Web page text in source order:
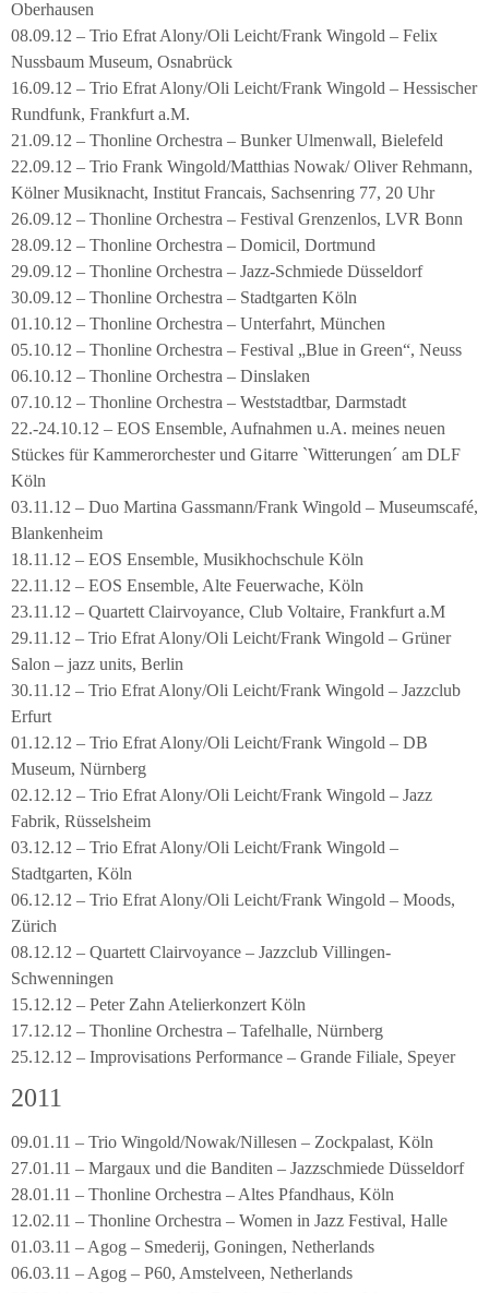
Oberhausen
08.09.12 – Trio Efrat Alony/Oli Leicht/Frank Wingold – Felix
Nussbaum Museum, Osnabrück
16.09.12 – Trio Efrat Alony/Oli Leicht/Frank Wingold – Hessischer
Rundfunk, Frankfurt a.M.
21.09.12 – Thonline Orchestra – Bunker Ulmenwall, Bielefeld
22.09.12 – Trio Frank Wingold/Matthias Nowak/ Oliver Rehmann,
Kölner Musiknacht, Institut Francais, Sachsenring 77, 20 Uhr
26.09.12 – Thonline Orchestra – Festival Grenzenlos, LVR Bonn
28.09.12 – Thonline Orchestra – Domicil, Dortmund
29.09.12 – Thonline Orchestra – Jazz-Schmiede Düsseldorf
30.09.12 – Thonline Orchestra – Stadtgarten Köln
01.10.12 – Thonline Orchestra – Unterfahrt, München
05.10.12 – Thonline Orchestra – Festival „Blue in Green“, Neuss
06.10.12 – Thonline Orchestra – Dinslaken
07.10.12 – Thonline Orchestra – Weststadtbar, Darmstadt
22.-24.10.12 – EOS Ensemble, Aufnahmen u.A. meines neuen
Stückes für Kammerorchester und Gitarre `Witterungen´ am DLF
Köln
03.11.12 – Duo Martina Gassmann/Frank Wingold – Museumscafé,
Blankenheim
18.11.12 – EOS Ensemble, Musikhochschule Köln
22.11.12 – EOS Ensemble, Alte Feuerwache, Köln
23.11.12 – Quartett Clairvoyance, Club Voltaire, Frankfurt a.M
29.11.12 – Trio Efrat Alony/Oli Leicht/Frank Wingold – Grüner
Salon – jazz units, Berlin
30.11.12 – Trio Efrat Alony/Oli Leicht/Frank Wingold – Jazzclub
Erfurt
01.12.12 – Trio Efrat Alony/Oli Leicht/Frank Wingold – DB
Museum, Nürnberg
02.12.12 – Trio Efrat Alony/Oli Leicht/Frank Wingold – Jazz
Fabrik, Rüsselsheim
03.12.12 – Trio Efrat Alony/Oli Leicht/Frank Wingold –
Stadtgarten, Köln
06.12.12 – Trio Efrat Alony/Oli Leicht/Frank Wingold – Moods,
Zürich
08.12.12 – Quartett Clairvoyance – Jazzclub Villingen-
Schwenningen
15.12.12 – Peter Zahn Atelierkonzert Köln
17.12.12 – Thonline Orchestra – Tafelhalle, Nürnberg
25.12.12 – Improvisations Performance – Grande Filiale, Speyer
2011
09.01.11 – Trio Wingold/Nowak/Nillesen – Zockpalast, Köln
27.01.11 – Margaux und die Banditen – Jazzschmiede Düsseldorf
28.01.11 – Thonline Orchestra – Altes Pfandhaus, Köln
12.02.11 – Thonline Orchestra – Women in Jazz Festival, Halle
01.03.11 – Agog – Smederij, Goningen, Netherlands
06.03.11 – Agog – P60, Amstelveen, Netherlands